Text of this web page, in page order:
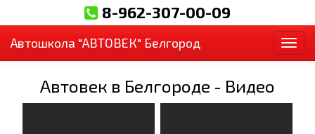
8-962-307-00-09
Автошкола "АВТОВЕК" Белгород
Автовек в Белгороде - Видео